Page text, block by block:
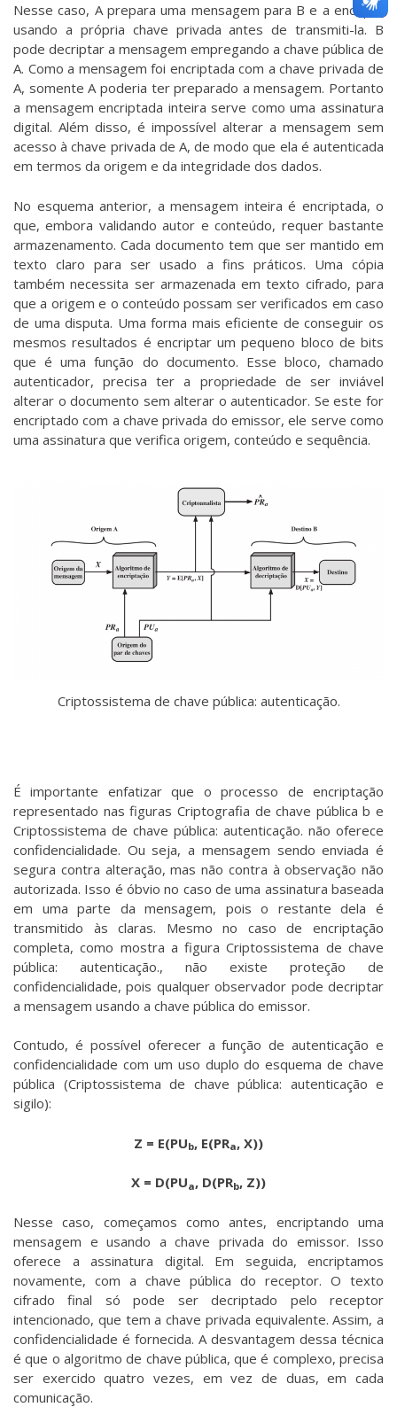
Nesse caso, A prepara uma mensagem para B e a encripta
usando a própria chave privada antes de transmiti-la. B
pode decriptar a mensagem empregando a chave pública de
A. Como a mensagem foi encriptada com a chave privada de
A, somente A poderia ter preparado a mensagem. Portanto
a mensagem encriptada inteira serve como uma assinatura
digital. Além disso, é impossível alterar a mensagem sem
acesso à chave privada de A, de modo que ela é autenticada
em termos da origem e da integridade dos dados.
No esquema anterior, a mensagem inteira é encriptada, o
que, embora validando autor e conteúdo, requer bastante
armazenamento. Cada documento tem que ser mantido em
texto claro para ser usado a fins práticos. Uma cópia
também necessita ser armazenada em texto cifrado, para
que a origem e o conteúdo possam ser verificados em caso
de uma disputa. Uma forma mais eficiente de conseguir os
mesmos resultados é encriptar um pequeno bloco de bits
que é uma função do documento. Esse bloco, chamado
autenticador, precisa ter a propriedade de ser inviável
alterar o documento sem alterar o autenticador. Se este for
encriptado com a chave privada do emissor, ele serve como
uma assinatura que verifica origem, conteúdo e sequência.
Criptossistema de chave pública: autenticação.
É importante enfatizar que o processo de encriptação
representado nas figuras Criptografia de chave pública b e
Criptossistema de chave pública: autenticação. não oferece
confidencialidade. Ou seja, a mensagem sendo enviada é
segura contra alteração, mas não contra à observação não
autorizada. Isso é óbvio no caso de uma assinatura baseada
em uma parte da mensagem, pois o restante dela é
transmitido às claras. Mesmo no caso de encriptação
completa, como mostra a figura Criptossistema de chave
pública: autenticação., não existe proteção de
confidencialidade, pois qualquer observador pode decriptar
a mensagem usando a chave pública do emissor.
Contudo, é possível oferecer a função de autenticação e
confidencialidade com um uso duplo do esquema de chave
pública (Criptossistema de chave pública: autenticação e
sigilo):
Z = E(PUb, E(PRa, X))
X = D(PUa, D(PRb, Z))
Nesse caso, começamos como antes, encriptando uma
mensagem e usando a chave privada do emissor. Isso
oferece a assinatura digital. Em seguida, encriptamos
novamente, com a chave pública do receptor. O texto
cifrado final só pode ser decriptado pelo receptor
intencionado, que tem a chave privada equivalente. Assim, a
confidencialidade é fornecida. A desvantagem dessa técnica
é que o algoritmo de chave pública, que é complexo, precisa
ser exercido quatro vezes, em vez de duas, em cada
comunicação.